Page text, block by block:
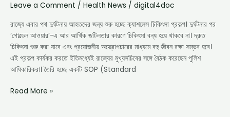
Leave a Comment / Health News / digital4doc
রাজ্যে এবার পথ দুর্ঘটনায় আহতদের জন্য শুরু হচ্ছে ক্যাশলেস চিকিৎসা প্রকল্প। দুর্ঘটনার পর
‘গোল্ডেন আওয়ার’-এ আর আর্থিক জটিলতার কারণে চিকিৎসা বন্ধ হয়ে থাকবে না। দ্রুত
চিকিৎসা শুরু করা যাবে এবং প্রয়োজনীয় অস্ত্রোপচারের মাধ্যমে বহু জীবন রক্ষা সম্ভব হবে।
এই প্রকল্প কার্যকর করতে ইতিমধ্যেই রাজ্যের মুখ্যসচিবের সঙ্গে বৈঠক করেছেন পুলিশ
আধিকারিকরা। তৈরি হচ্ছে একটি SOP (Standard
Read More »